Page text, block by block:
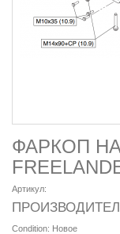
ФАРКОП НА
Артикул:
Condition: Новое